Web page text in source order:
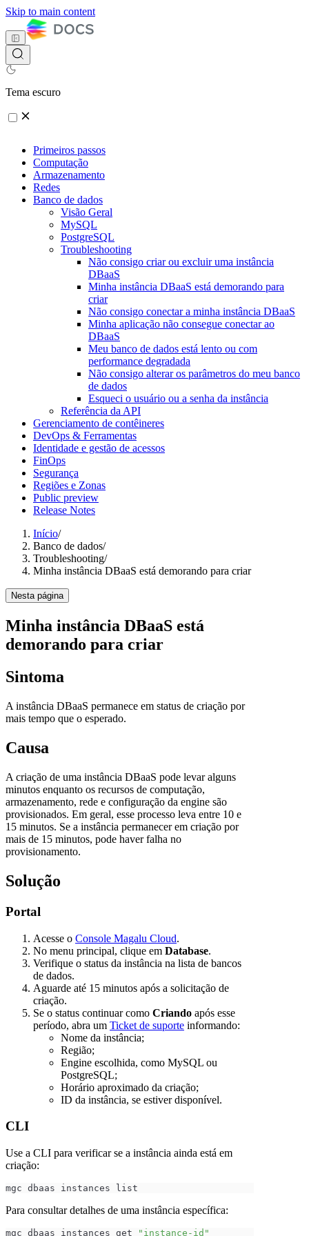
Skip to main content
Tema escuro
Primeiros passos
Computação
Armazenamento
Redes
Banco de dados
Visão Geral
MySQL
PostgreSQL
Troubleshooting
Não consigo criar ou excluir uma instância
DBaaS
Minha instância DBaaS está demorando para
criar
Não consigo conectar a minha instância DBaaS
Minha aplicação não consegue conectar ao
DBaaS
Meu banco de dados está lento ou com
performance degradada
Não consigo alterar os parâmetros do meu banco
de dados
Esqueci o usuário ou a senha da instância
Referência da API
Gerenciamento de contêineres
DevOps & Ferramentas
Identidade e gestão de acessos
FinOps
Segurança
Regiões e Zonas
Public preview
Release Notes
Início/
Banco de dados/
Troubleshooting/
Minha instância DBaaS está demorando para criar
Nesta página
Minha instância DBaaS está
demorando para criar
Sintoma
A instância DBaaS permanece em status de criação por
mais tempo que o esperado.
Causa
A criação de uma instância DBaaS pode levar alguns
minutos enquanto os recursos de computação,
armazenamento, rede e configuração da engine são
provisionados. Em geral, esse processo leva entre 10 e
15 minutos. Se a instância permanecer em criação por
mais de 15 minutos, pode haver falha no
provisionamento.
Solução
Portal
Acesse o Console Magalu Cloud.
No menu principal, clique em Database.
Verifique o status da instância na lista de bancos
de dados.
Aguarde até 15 minutos após a solicitação de
criação.
Se o status continuar como Criando após esse
período, abra um Ticket de suporte informando:
Nome da instância;
Região;
Engine escolhida, como MySQL ou
PostgreSQL;
Horário aproximado da criação;
ID da instância, se estiver disponível.
CLI
Use a CLI para verificar se a instância ainda está em
criação:
mgc dbaas instances list
Para consultar detalhes de uma instância específica:
mgc dbaas instances get "instance-id"